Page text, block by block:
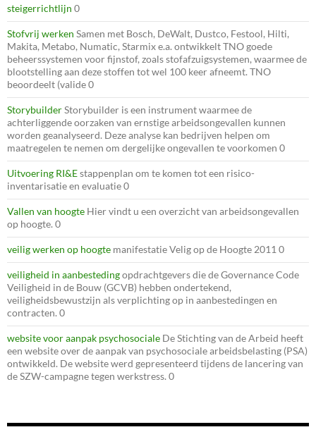
steigerrichtlijn 0
Stofvrij werken Samen met Bosch, DeWalt, Dustco, Festool, Hilti,
Makita, Metabo, Numatic, Starmix e.a. ontwikkelt TNO goede
beheerssystemen voor fijnstof, zoals stofafzuigsystemen, waarmee de
blootstelling aan deze stoffen tot wel 100 keer afneemt. TNO
beoordeelt (valide 0
StorybuilderStorybuilder is een instrument waarmee de
achterliggende oorzaken van ernstige arbeidsongevallen kunnen
worden geanalyseerd. Deze analyse kan bedrijven helpen om
maatregelen te nemen om dergelijke ongevallen te voorkomen 0
Uitvoering RI&Estappenplan om te komen tot een risico-
inventarisatie en evaluatie 0
Vallen van hoogte Hier vindt u een overzicht van arbeidsongevallen
op hoogte. 0
veilig werken op hoogte manifestatie Velig op de Hoogte 2011 0
veiligheid in aanbestedingopdrachtgevers die de Governance Code
Veiligheid in de Bouw (GCVB) hebben ondertekend,
veiligheidsbewustzijn als verplichting op in aanbestedingen en
contracten. 0
website voor aanpak psychosociale De Stichting van de Arbeid heeft
een website over de aanpak van psychosociale arbeidsbelasting (PSA)
ontwikkeld. De website werd gepresenteerd tijdens de lancering van
de SZW-campagne tegen werkstress. 0